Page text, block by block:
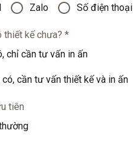
Zalo Số điện thoại
thiết kế chưa? *
chỉ cần tư vấn in ấn
có, cần tư vấn thiết kế và in ấn
tiên